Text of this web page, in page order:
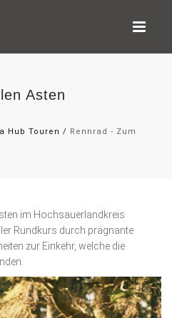
Asten
Hub Touren / Rennrad - Zum
im Hochsauerlandkreis
Rundkurs durch prägnante
zur Einkehr, welche die